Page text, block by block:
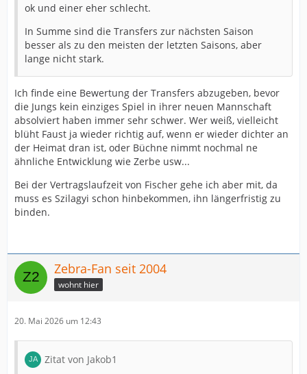
ok und einer eher schlecht.
In Summe sind die Transfers zur nächsten Saison
besser als zu den meisten der letzten Saisons, aber
lange nicht stark.
Ich finde eine Bewertung der Transfers abzugeben, bevor
die Jungs kein einziges Spiel in ihrer neuen Mannschaft
absolviert haben immer sehr schwer. Wer weiß, vielleicht
blüht Faust ja wieder richtig auf, wenn er wieder dichter an
der Heimat dran ist, oder Büchne nimmt nochmal ne
ähnliche Entwicklung wie Zerbe usw...
Bei der Vertragslaufzeit von Fischer gehe ich aber mit, da
muss es Szilagyi schon hinbekommen, ihn längerfristig zu
binden.
Zebra-Fan seit 2004
wohnt hier
20. Mai 2026 um 12:43
Zitat von Jakob1